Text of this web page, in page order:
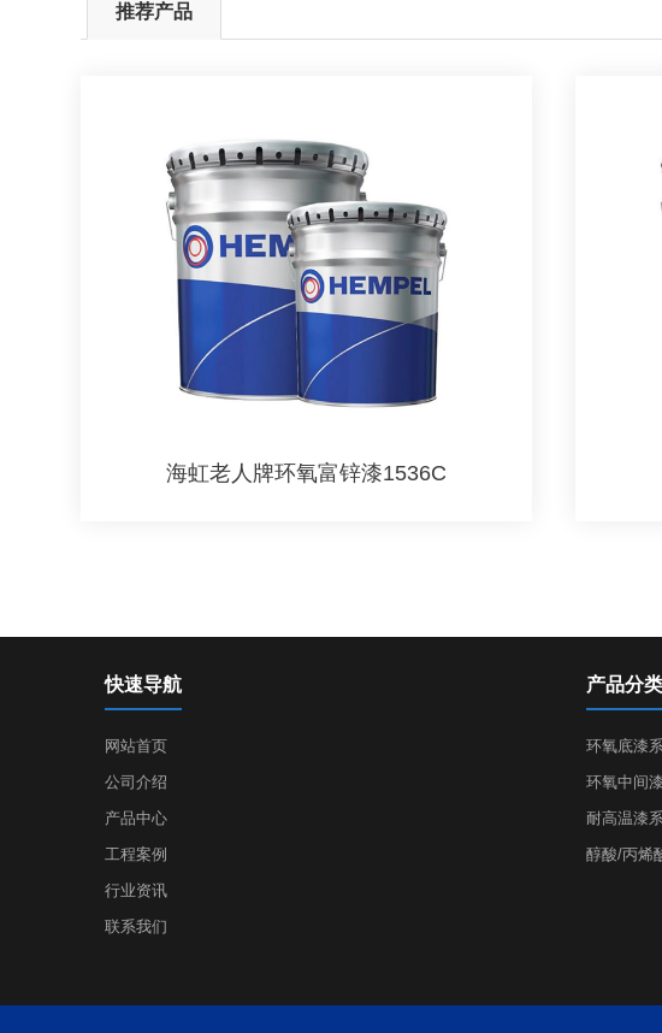
推荐产品
海虹老人牌环氧富锌漆1536C
快速导航
网站首页
公司介绍
产品中心
工程案例
行业资讯
联系我们
产品分类
环氧底漆
环氧中间
耐高温漆
醇酸/丙烯